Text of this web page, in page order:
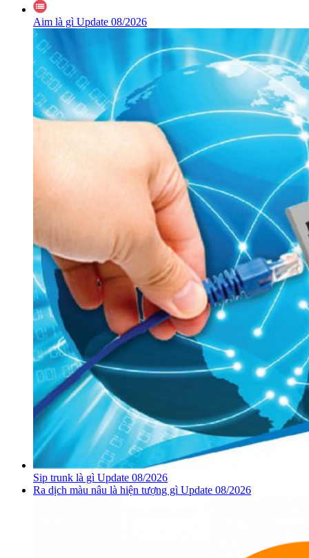
Aim là gì Update 08/2026
Sip trunk là gì Update 08/2026
Ra dịch màu nâu là hiện tượng gì Update 08/2026